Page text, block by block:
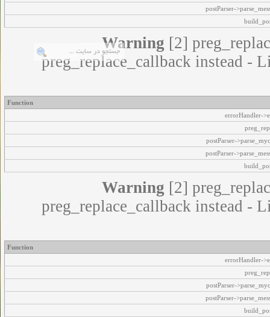
postParser-
Warning [2]
preg_replace_callback instead -
Function
errorHandler-
postParser-
postParser-
Warning [2]
preg_replace_callback instead -
Function
errorHandler-
postParser-
postParser-